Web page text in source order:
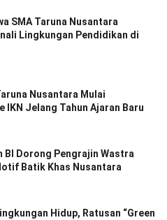
SMA Taruna Nusantara
Lingkungan Pendidikan di
Nusantara Mulai
IKN Jelang Tahun Ajaran Baru
BI Dorong Pengrajin Wastra
Batik Khas Nusantara
Hidup, Ratusan “Green